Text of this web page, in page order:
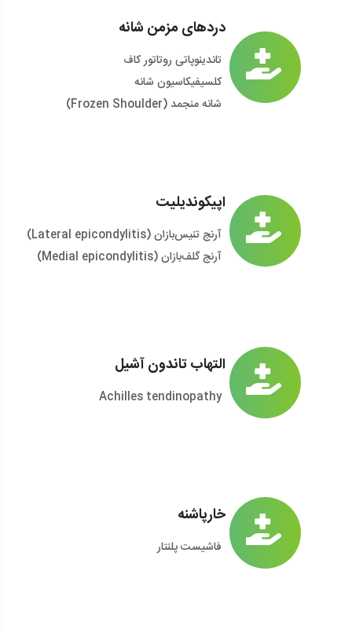
دردهای مزمن شانه
تاندینوپاتی روتاتور کاف
کلسیفیکاسیون شانه
شانه منجمد (Frozen Shoulder)
اپیکوندیلیت
آرنج تنیس‌بازان (Lateral epicondylitis)
آرنج گلف‌بازان (Medial epicondylitis)
التهاب تاندون آشیل
Achilles tendinopathy
خارپاشنه
فاشیست پلنتار